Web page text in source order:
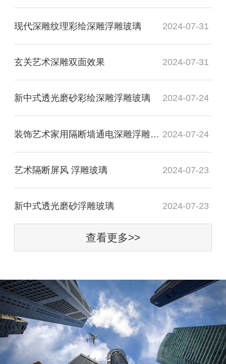
现代深雕纹理彩绘深雕浮雕玻璃 2024-07-31
玄关艺术深雕双面效果 2024-07-31
新中式透光磨砂彩绘深雕浮雕玻璃 2024-07-24
装饰艺术家用隔断墙通电深雕浮雕玻璃 2024-07-24
艺术隔断屏风 浮雕玻璃 2024-07-23
新中式透光磨砂浮雕玻璃 2024-07-23
查看更多>>